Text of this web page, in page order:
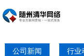
公司新闻 行业